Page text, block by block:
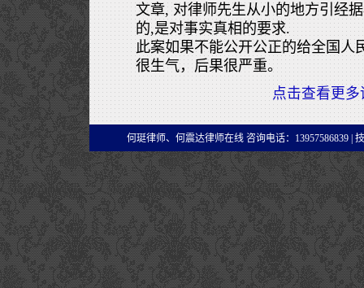
文章, 对律师先生从小的地方引经
的,是对事实真相的要求.
此案如果不能公开公正的给全国人
很生气，后果很严重。
点击查看更多
何珽律师、何震达律师在线 咨询电话：13957586839 |